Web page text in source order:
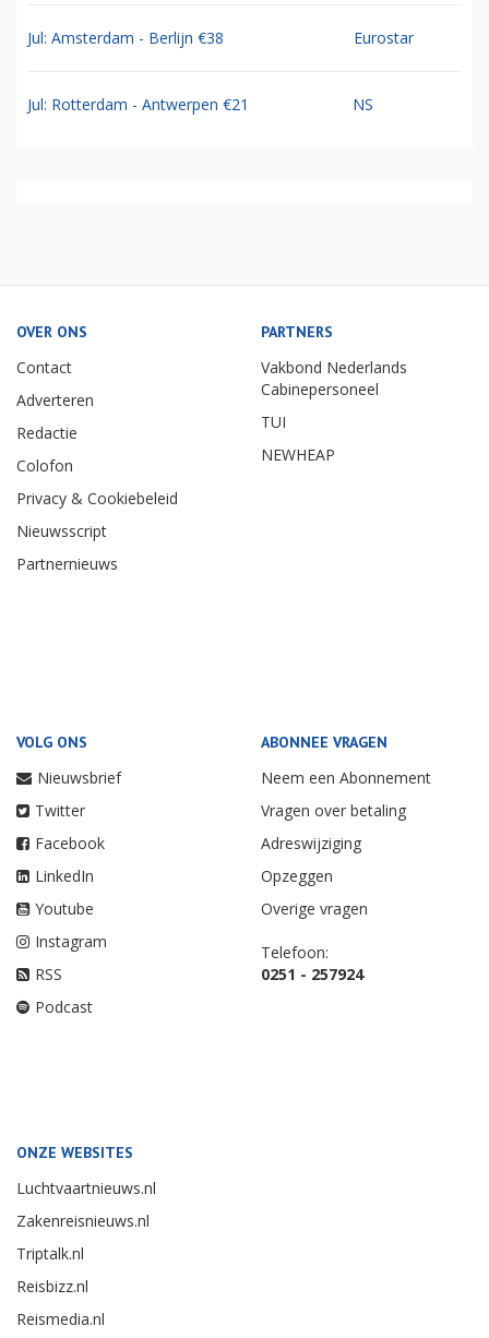
Jul: Amsterdam - Berlijn €38 Eurostar
Jul: Rotterdam - Antwerpen €21 NS
OVER ONS
Contact
Adverteren
Redactie
Colofon
Privacy & Cookiebeleid
Nieuwsscript
Partnernieuws
PARTNERS
Vakbond Nederlands
Cabinepersoneel
TUI
NEWHEAP
VOLG ONS
Nieuwsbrief
Twitter
Facebook
LinkedIn
Youtube
Instagram
RSS
Podcast
ABONNEE VRAGEN
Neem een Abonnement
Vragen over betaling
Adreswijziging
Opzeggen
Overige vragen
Telefoon:
0251 - 257924
ONZE WEBSITES
Luchtvaartnieuws.nl
Zakenreisnieuws.nl
Triptalk.nl
Reisbizz.nl
Reismedia.nl